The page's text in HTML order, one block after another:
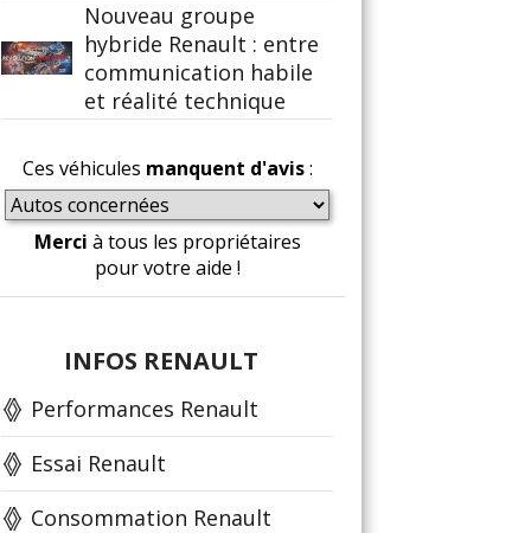
Nouveau groupe
hybride Renault : entre
communication habile
et réalité technique
Ces véhicules manquent d'avis:
Merci à tous les propriétaires
pour votre aide !
INFOS RENAULT
Performances Renault
Essai Renault
Consommation Renault